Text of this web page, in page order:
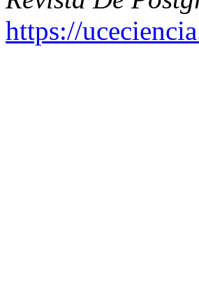
https://